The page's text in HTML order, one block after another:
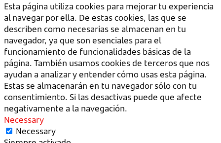
Esta página utiliza cookies para mejorar tu experiencia
al navegar por ella. De estas cookies, las que se
describen como necesarias se almacenan en tu
navegador, ya que son esenciales para el
funcionamiento de funcionalidades básicas de la
página. También usamos cookies de terceros que nos
ayudan a analizar y entender cómo usas esta página.
Estas se almacenarán en tu navegador sólo con tu
consentimiento. Si las desactivas puede que afecte
negativamente a la navegación.
Necessary
Necessary